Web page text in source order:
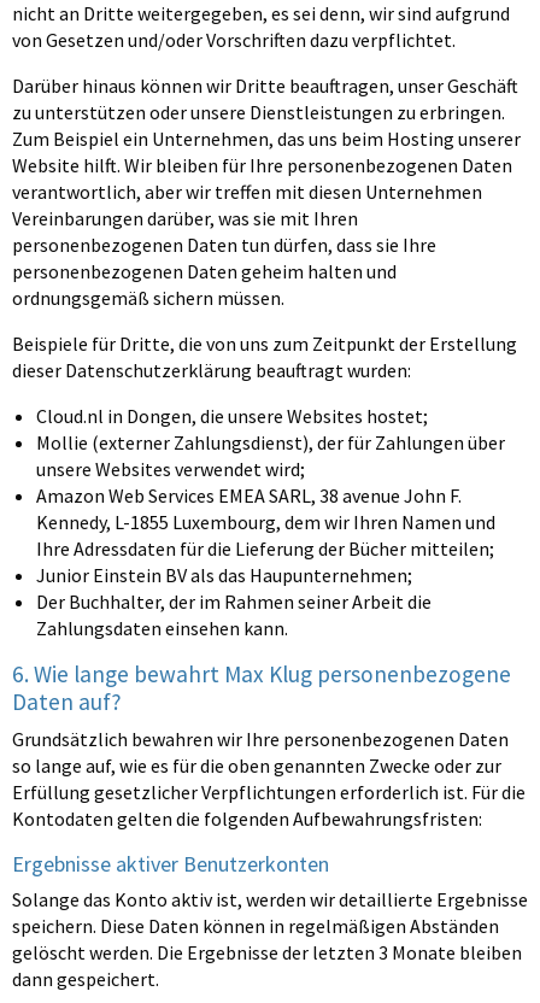
nicht an Dritte weitergegeben, es sei denn, wir sind aufgrund
von Gesetzen und/oder Vorschriften dazu verpflichtet.
Darüber hinaus können wir Dritte beauftragen, unser Geschäft
zu unterstützen oder unsere Dienstleistungen zu erbringen.
Zum Beispiel ein Unternehmen, das uns beim Hosting unserer
Website hilft. Wir bleiben für Ihre personenbezogenen Daten
verantwortlich, aber wir treffen mit diesen Unternehmen
Vereinbarungen darüber, was sie mit Ihren
personenbezogenen Daten tun dürfen, dass sie Ihre
personenbezogenen Daten geheim halten und
ordnungsgemäß sichern müssen.
Beispiele für Dritte, die von uns zum Zeitpunkt der Erstellung
dieser Datenschutzerklärung beauftragt wurden:
Cloud.nl in Dongen, die unsere Websites hostet;
Mollie (externer Zahlungsdienst), der für Zahlungen über
unsere Websites verwendet wird;
Amazon Web Services EMEA SARL, 38 avenue John F.
Kennedy, L-1855 Luxembourg, dem wir Ihren Namen und
Ihre Adressdaten für die Lieferung der Bücher mitteilen;
Junior Einstein BV als das Haupunternehmen;
Der Buchhalter, der im Rahmen seiner Arbeit die
Zahlungsdaten einsehen kann.
6. Wie lange bewahrt Max Klug personenbezogene
Daten auf?
Grundsätzlich bewahren wir Ihre personenbezogenen Daten
so lange auf, wie es für die oben genannten Zwecke oder zur
Erfüllung gesetzlicher Verpflichtungen erforderlich ist. Für die
Kontodaten gelten die folgenden Aufbewahrungsfristen:
Ergebnisse aktiver Benutzerkonten
Solange das Konto aktiv ist, werden wir detaillierte Ergebnisse
speichern. Diese Daten können in regelmäßigen Abständen
gelöscht werden. Die Ergebnisse der letzten 3 Monate bleiben
dann gespeichert.